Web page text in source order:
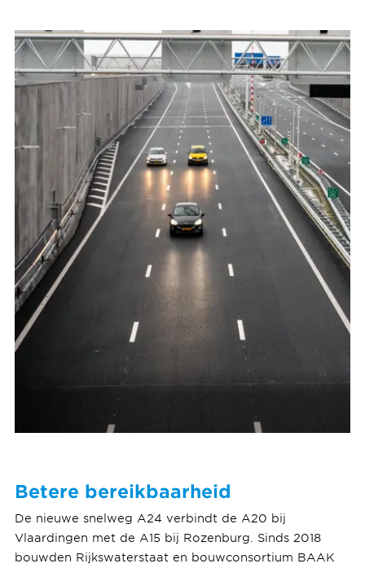
Betere bereikbaarheid
De nieuwe snelweg A24 verbindt de A20 bij
Vlaardingen met de A15 bij Rozenburg. Sinds 2018
bouwden Rijkswaterstaat en bouwconsortium BAAK